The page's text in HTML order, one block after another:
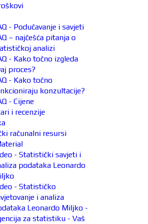
- Podučavanje i savjeti
– najčešća pitanja o
analizi
- Kako točno izgleda
proces?
- Kako točno
konzultacije?
- Cijene
i recenzije
računalni resursi
- Statistički savjeti i
podataka Leonardo
- Statističko
i analiza
Leonardo Miljko -
za statistiku - Vaš